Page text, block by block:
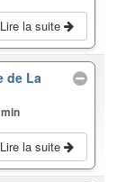
Lire la suite
de La
Lire la suite